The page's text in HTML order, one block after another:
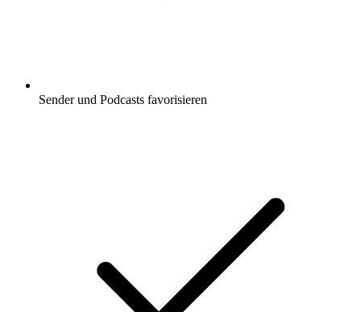
Sender und Podcasts favorisieren